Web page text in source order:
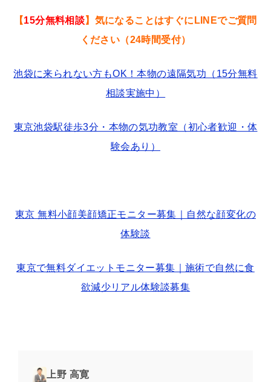
【15分無料相談】気になることはすぐにLINEでご質問
ください（24時間受付）
池袋に来られない方もOK！本物の遠隔気功（15分無料
相談実施中）
東京池袋駅徒歩3分・本物の気功教室（初心者歓迎・体
験会あり）
東京 無料小顔美顔矯正モニター募集｜自然な顔変化の
体験談
東京で無料ダイエットモニター募集｜施術で自然に食
欲減少リアル体験談募集
上野 高寛